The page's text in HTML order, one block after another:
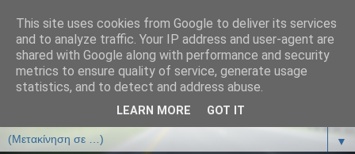
ΒΙΟΛΟΓΙΑonline.gr
Online Μαθήματα Βιολογίας
▼
This site uses cookies from Google to deliver its services
and to analyze traffic. Your IP address and user-agent are
shared with Google along with performance and security
metrics to ensure quality of service, generate usage
statistics, and to detect and address abuse.
LEARN MORE GOT IT